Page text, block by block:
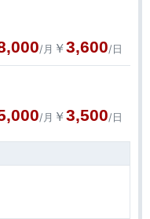
/月 ￥3,600/日
/月 ￥3,500/日